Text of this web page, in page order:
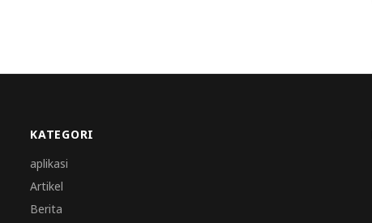
KATEGORI
aplikasi
Artikel
Berita